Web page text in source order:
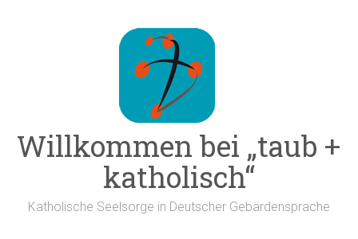
Willkommen bei „taub +
katholisch“
Katholische Seelsorge in Deutscher Gebärdensprache